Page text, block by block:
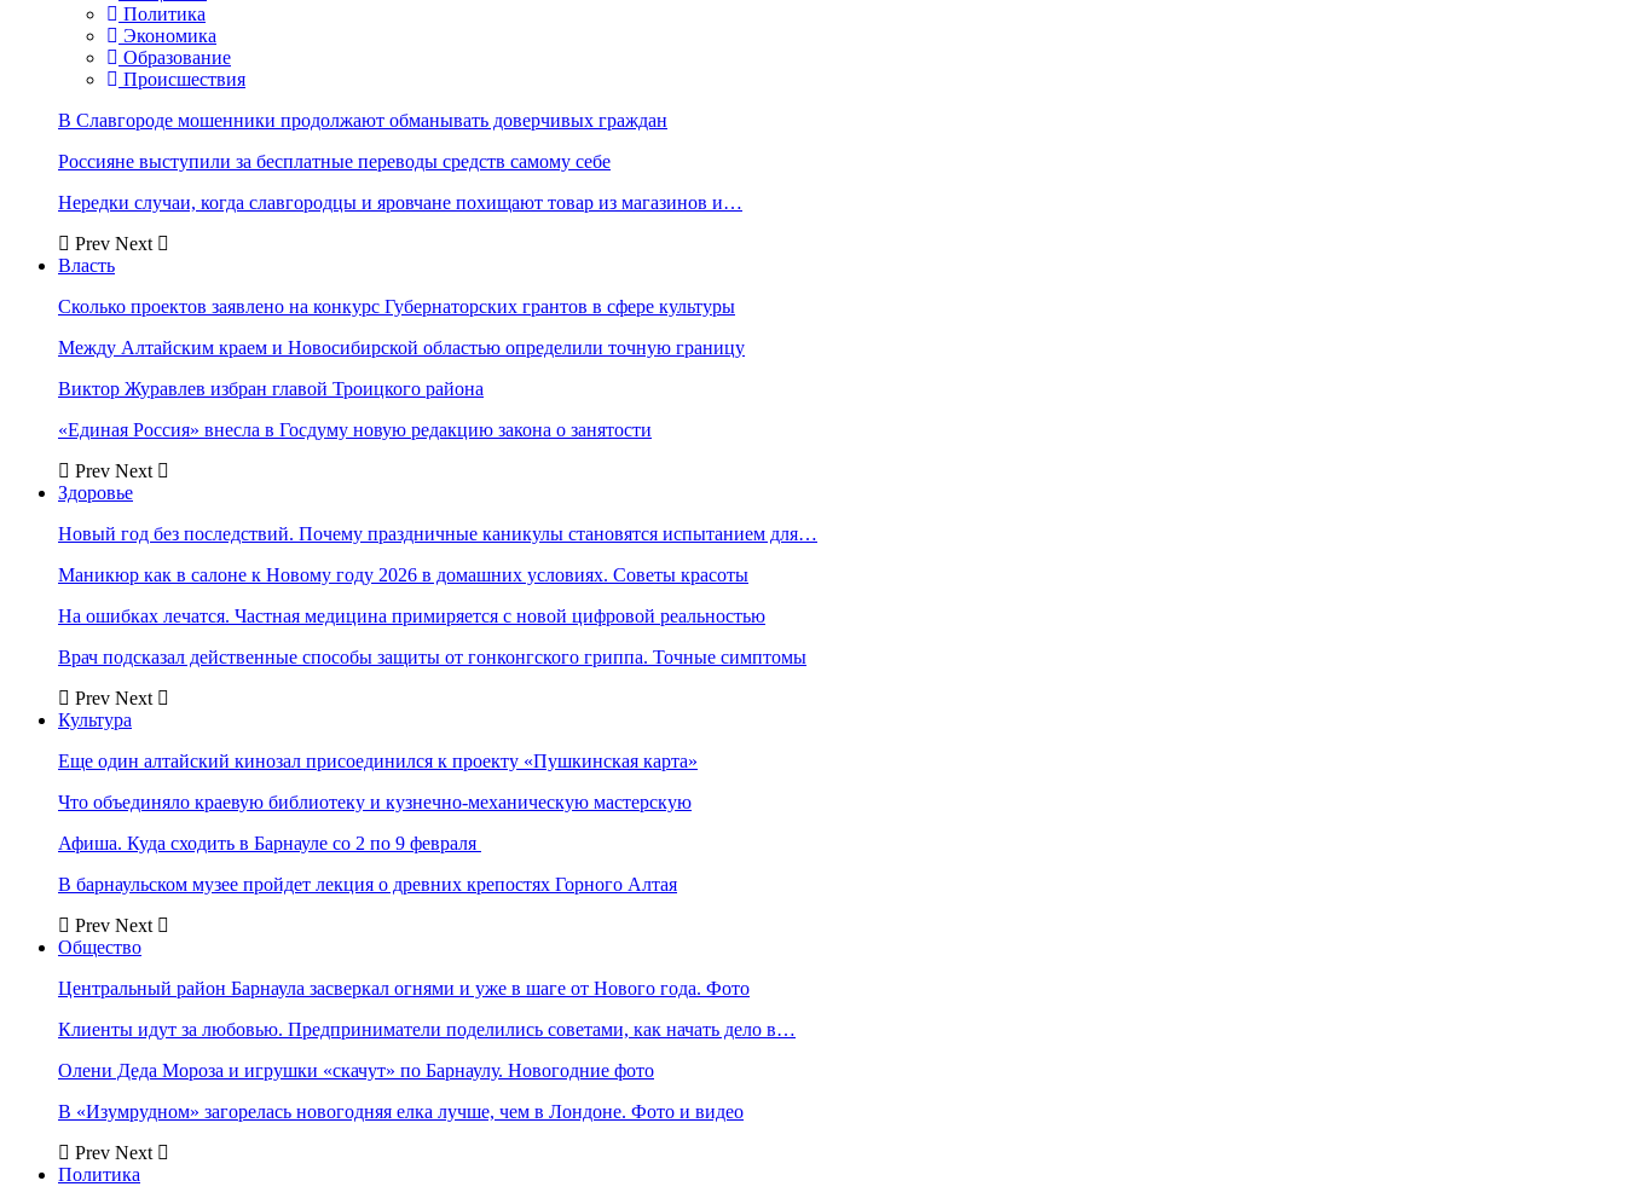
Политика
Экономика
Образование
Происшествия
В Славгороде мошенники продолжают обманывать доверчивых граждан
Россияне выступили за бесплатные переводы средств самому себе
Нередки случаи, когда славгородцы и яровчане похищают товар из магазинов и…
Prev Next
Власть
Сколько проектов заявлено на конкурс Губернаторских грантов в сфере культуры
Между Алтайским краем и Новосибирской областью определили точную границу
Виктор Журавлев избран главой Троицкого района
«Единая Россия» внесла в Госдуму новую редакцию закона о занятости
Prev Next
Здоровье
Новый год без последствий. Почему праздничные каникулы становятся испытанием для…
Маникюр как в салоне к Новому году 2026 в домашних условиях. Советы красоты
На ошибках лечатся. Частная медицина примиряется с новой цифровой реальностью
Врач подсказал действенные способы защиты от гонконгского гриппа. Точные симптомы
Prev Next
Культура
Еще один алтайский кинозал присоединился к проекту «Пушкинская карта»
Что объединяло краевую библиотеку и кузнечно-механическую мастерскую
Афиша. Куда сходить в Барнауле со 2 по 9 февраля
В барнаульском музее пройдет лекция о древних крепостях Горного Алтая
Prev Next
Общество
Центральный район Барнаула засверкал огнями и уже в шаге от Нового года. Фото
Клиенты идут за любовью. Предприниматели поделились советами, как начать дело в…
Олени Деда Мороза и игрушки «скачут» по Барнаулу. Новогодние фото
В «Изумрудном» загорелась новогодняя елка лучше, чем в Лондоне. Фото и видео
Prev Next
Политика